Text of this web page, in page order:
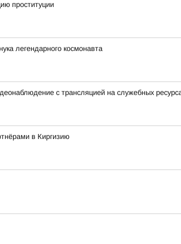
проституции
легендарного космонавта
с трансляцией на служебных
в Киргизию